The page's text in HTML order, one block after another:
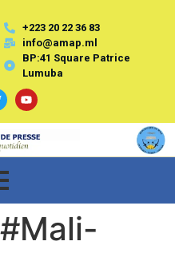
+223 20 22 36 83
info@amap.ml
BP:41 Square Patrice
Lumuba
#Mali-